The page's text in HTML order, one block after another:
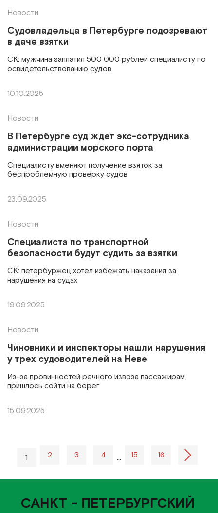
Новости
Судовладельца в Петербурге подозревают
в даче взятки
СК: мужчина заплатил 500 000 рублей специалисту по
освидетельствованию судов
10.10.2025
Новости
В Петербурге суд ждет экс-сотрудника
администрации морского порта
Специалисту вменяют получение взяток за
беспроблемную проверку судов
23.09.2025
Новости
Специалиста по транспортной
безопасности будут судить за взятки
СК: петербуржец хотел избежать наказания за
нарушения на судах
19.09.2025
Новости
Чиновники и инспекторы нашли нарушения
у трех судоводителей на Неве
Из-за провинностей речного извоза пассажирам
пришлось сойти на берег
15.09.2025
1 2 3 4 … 15 16
САНКТ - ПЕТЕРБУРГСКИЙ